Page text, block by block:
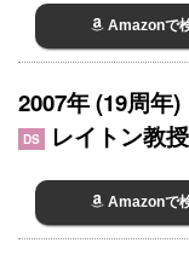
Amazonで
2007年 (19周年)
DS レイトン教
Amazonで